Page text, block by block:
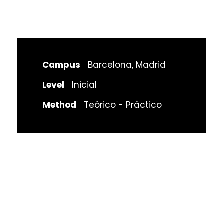
Campus
Barcelona, Madrid
Level
Inicial
Method
Teórico - Práctico